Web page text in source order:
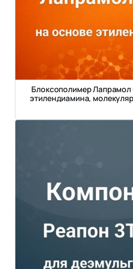
Блоксополимер Лапрамол
этилендиамина,